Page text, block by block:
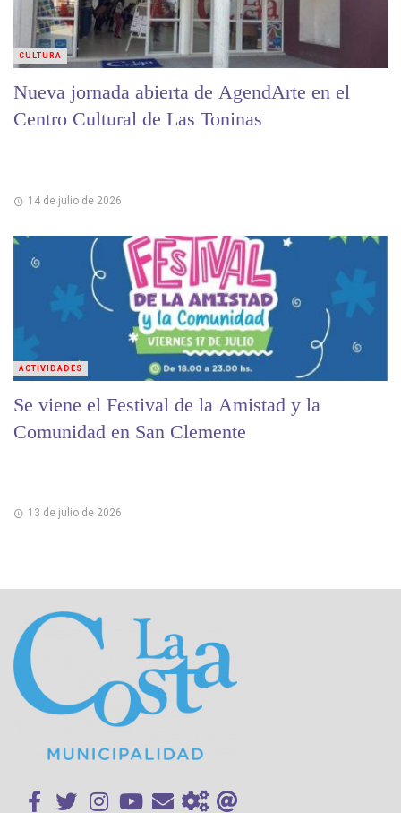
Nueva jornada abierta de AgendArte en el
Centro Cultural de Las Toninas
14 de julio de 2026
CULTURA
Se viene el Festival de la Amistad y la
Comunidad en San Clemente
13 de julio de 2026
ACTIVIDADES